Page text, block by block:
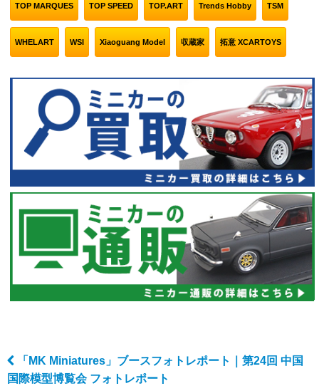
TOP MARQUES TOP SPEED TOP.ART Trends Hobby TSM
WHELART WSI Xiaoguang Model 収蔵家 拓意 XCARTOYS
Post navigation
「MK Miniatures」ブースフォトレポート｜第24回 中国
国際模型博覧会 フォトレポート